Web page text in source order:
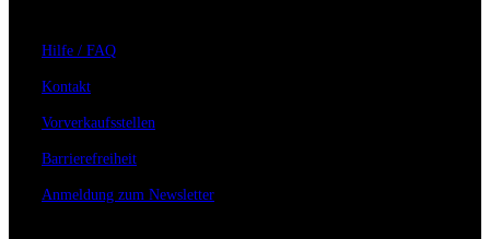
Hilfe / FAQ
Kontakt
Vorverkaufsstellen
Barrierefreiheit
Anmeldung zum Newsletter